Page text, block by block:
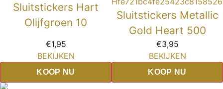
Sluitstickers Hart
Olijfgroen 10
€1,95
BEKIJKEN
KOOP NU
Sluitstickers Metallic
Gold Heart 500
€3,95
BEKIJKEN
KOOP NU